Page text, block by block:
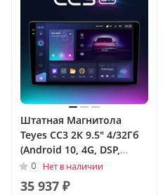
Штатная Магнитола
Teyes CC3 2К 9.5" 4/32Гб
(Android 10, 4G, DSP,
QLed) для FAW Besturn
B30 I 2015 - 2020
0 Нет в наличии
35 937 ₽